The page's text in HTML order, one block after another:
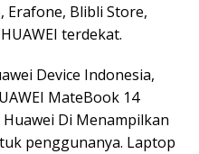
Erafone, Blibli Store,
terdekat.
Device Indonesia,
MateBook 14
Di Menampilkan
penggunanya. Laptop